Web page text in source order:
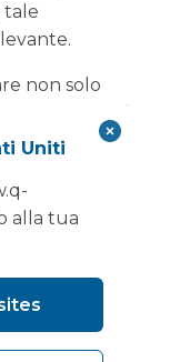
tale
non solo
soluzioni più
Uniti
alla tua